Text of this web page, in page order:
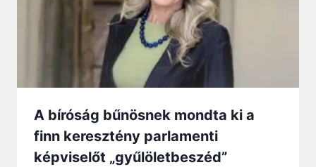
A bíróság bűnösnek mondta ki a
finn keresztény parlamenti
képviselőt „gyűlöletbeszéd”